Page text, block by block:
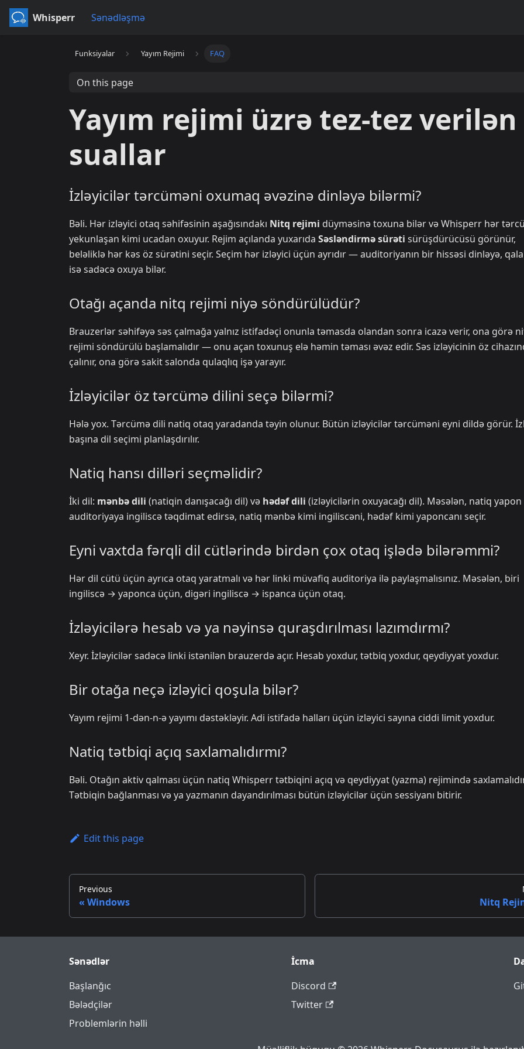
Whisperr Sənədləşmə
Funksiyalar Yayım Rejimi FAQ
On this page
Yayım rejimi üzrə tez-tez verilən
suallar
İzləyicilər tərcüməni oxumaq əvəzinə dinləyə bilərmi?
Bəli. Hər izləyici otaq səhifəsinin aşağısındakı Nitq rejimi düyməsinə toxuna bilər və Whisperr hər
yekunlaşan kimi ucadan oxuyur. Rejim açılanda yuxarıda Səsləndirmə sürəti sürüşdürücüsü görünür,
beləliklə hər kəs öz sürətini seçir. Seçim hər izləyici üçün ayrıdır — auditoriyanın bir hissəsi dinləyə,
isə sadəcə oxuya bilər.
Otağı açanda nitq rejimi niyə söndürülüdür?
Brauzerlər səhifəyə səs çalmağa yalnız istifadəçi onunla təmasda olandan sonra icazə verir, ona görə
rejimi söndürülü başlamalıdır — onu açan toxunuş elə həmin təması əvəz edir. Səs izləyicinin öz
çalınır, ona görə sakit salonda qulaqlıq işə yarayır.
İzləyicilər öz tərcümə dilini seçə bilərmi?
Hələ yox. Tərcümə dili natiq otaq yaradanda təyin olunur. Bütün izləyicilər tərcüməni eyni dildə görür.
başına dil seçimi planlaşdırılır.
Natiq hansı dilləri seçməlidir?
İki dil: mənbə dili (natiqin danışacağı dil) və hədəf dili (izləyicilərin oxuyacağı dil). Məsələn, natiq yapon
auditoriyaya ingiliscə təqdimat edirsə, natiq mənbə kimi ingiliscəni, hədəf kimi yaponcanı seçir.
Eyni vaxtda fərqli dil cütlərində birdən çox otaq işlədə bilərəmmi?
Hər dil cütü üçün ayrıca otaq yaratmalı və hər linki müvafiq auditoriya ilə paylaşmalısınız. Məsələn, biri
ingiliscə → yaponca üçün, digəri ingiliscə → ispanca üçün otaq.
İzləyicilərə hesab və ya nəyinsə quraşdırılması lazımdırmı?
Xeyr. İzləyicilər sadəcə linki istənilən brauzerdə açır. Hesab yoxdur, tətbiq yoxdur, qeydiyyat yoxdur.
Bir otağa neçə izləyici qoşula bilər?
Yayım rejimi 1-dən-n-ə yayımı dəstəkləyir. Adi istifadə halları üçün izləyici sayına ciddi limit yoxdur.
Natiq tətbiqi açıq saxlamalıdırmı?
Bəli. Otağın aktiv qalması üçün natiq Whisperr tətbiqini açıq və qeydiyyat (yazma) rejimində
Tətbiqin bağlanması və ya yazmanın dayandırılması bütün izləyicilər üçün sessiyanı bitirir.
Edit this page
Previous
Windows Nitq
Sənədlər
Başlanğıc
Bələdçilər
Problemlərin həlli
İcma
Discord
Twitter